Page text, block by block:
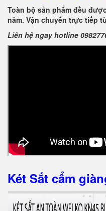
Toàn bộ sản phẩm đều
năm. Vận chuyển trực tiếp
Liên hệ ngay hotline
Két Sắt cẩm